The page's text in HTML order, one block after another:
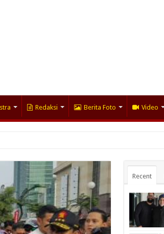
Redaksi Berita Foto Video
Recent